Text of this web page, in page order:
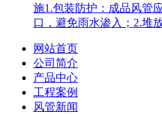
施1.包装防护：成品风管
口，避免雨水渗入；2.堆
网站首页
公司简介
产品中心
工程案例
风管新闻